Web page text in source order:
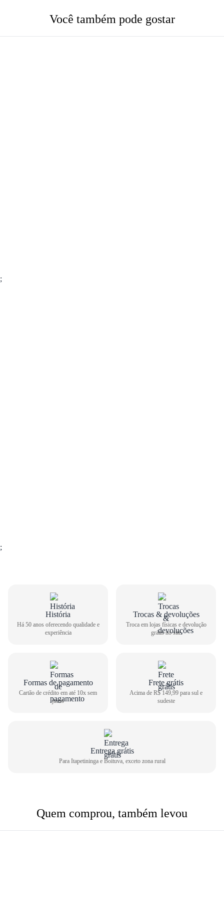
Você também pode gostar
;
;
História
Há 50 anos oferecendo qualidade e
experiência
Trocas & devoluções
Troca em lojas físicas e devolução
grátis no site
Formas de pagamento
Cartão de crédito em até 10x sem
juros
Frete grátis
Acima de R$ 149,99 para sul e
sudeste
Entrega grátis
Para Itapetininga e Boituva, exceto zona rural
Quem comprou, também levou